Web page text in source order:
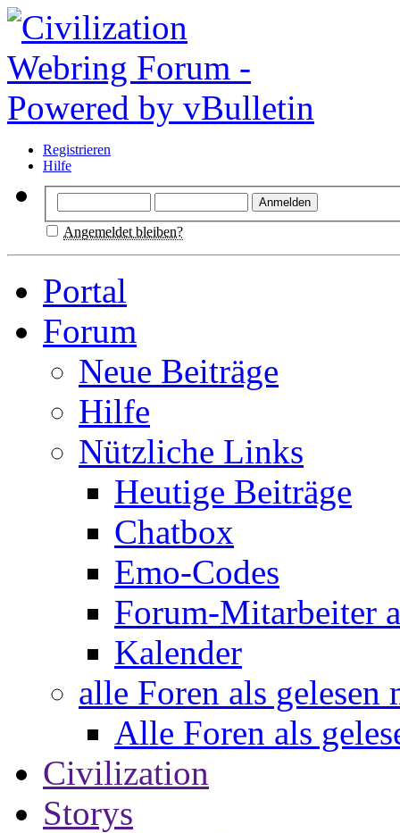
Registrieren
Hilfe
Angemeldet bleiben?
Portal
Forum
Neue Beiträge
Hilfe
Nützliche Links
Heutige Beiträge
Chatbox
Emo-Codes
Forum-Mitarbeiter
Kalender
alle Foren als gelesen
Alle Foren als
Civilization
Storys